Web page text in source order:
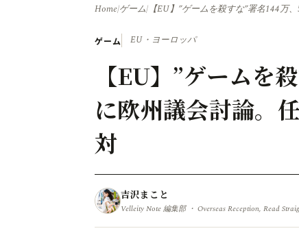
Home/ゲーム/ 【EU】”ゲームを殺すな”署名144万
ゲーム EU・ヨーロッパ
【EU】”ゲームを
に欧州議会討論。
対
吉沢まこと
Velleity Note 編集部 ・ Overseas Reception, Read